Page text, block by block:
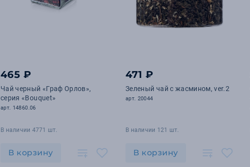
465 ₽
Чай черный «Граф Орлов»,
серия «Bouquet»
арт. 14860.06
В наличии 4771 шт.
В корзину
471 ₽
Зеленый чай с жасмином, ver.2
арт. 20044
В наличии 121 шт.
В корзину